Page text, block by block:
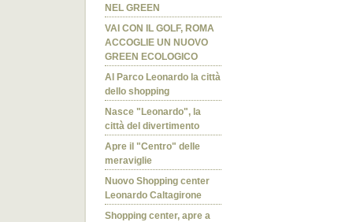
NEL GREEN
VAI CON IL GOLF, ROMA
ACCOGLIE UN NUOVO
GREEN ECOLOGICO
Al Parco Leonardo la città
dello shopping
Nasce "Leonardo", la
città del divertimento
Apre il "Centro" delle
meraviglie
Nuovo Shopping center
Leonardo Caltagirone
Shopping center, apre a